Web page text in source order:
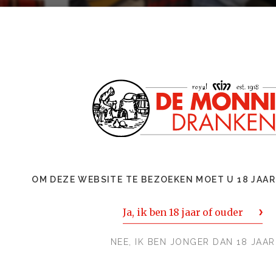
time!
glas was al een Edinburgh Gin Classic uitgeschonken.
beter ontdekken wat ze lekker vinden. Daarom proefde
OM DEZE WEBSITE TE BEZOEKEN MOET U 18
Ja, ik ben 18 jaar of ouder
NEE, IK BEN JONGER DAN 18 JAAR